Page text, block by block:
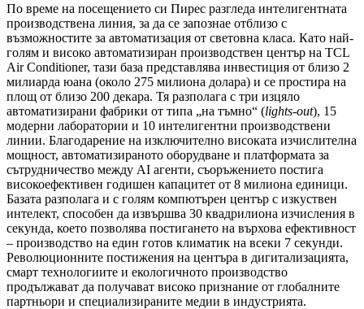
По време на посещението си Пирес разгледа интелигентната
производствена линия, за да се запознае отблизо с
възможностите за автоматизация от световна класа. Като най-
голям и високо автоматизиран производствен център на TCL
Air Conditioner, тази база представлява инвестиция от близо 2
милиарда юана (около 275 милиона долара) и се простира на
площ от близо 200 декара. Тя разполага с три изцяло
автоматизирани фабрики от типа „на тъмно“ (lights-out), 15
модерни лаборатории и 10 интелигентни производствени
линии. Благодарение на изключително високата изчислителна
мощност, автоматизираното оборудване и платформата за
сътрудничество между AI агенти, съоръжението постига
високоефективен годишен капацитет от 8 милиона единици.
Базата разполага и с голям компютърен център с изкуствен
интелект, способен да извършва 30 квадрилиона изчисления в
секунда, което позволява постигането на върхова ефективност
– производство на един готов климатик на всеки 7 секунди.
Революционните постижения на центъра в дигитализацията,
смарт технологиите и екологичното производство
продължават да получават високо признание от глобалните
партньори и специализираните медии в индустрията.